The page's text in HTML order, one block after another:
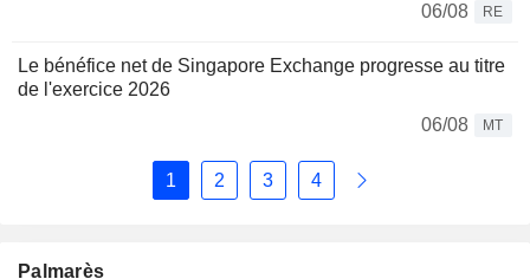
06/08
RE
Le bénéfice net de Singapore Exchange progresse au titre
de l'exercice 2026
06/08
MT
1 2 3 4
Palmarès